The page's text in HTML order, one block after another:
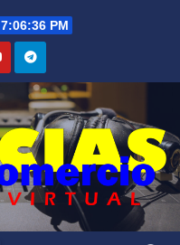
7:06:37 PM